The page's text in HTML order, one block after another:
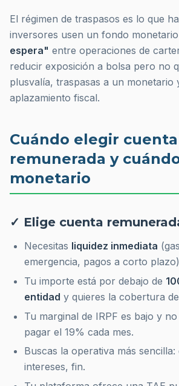
El régimen de traspasos es lo que
inversores usen un fondo
espera" entre operaciones de
reducir exposición a bolsa pero no
plusvalía, traspasas a un monetario
aplazamiento fiscal.
Cuándo elegir cuenta
remunerada y
monetario
✓ Elige cuenta
Necesitas liquidez inmediata
emergencia, pagos a corto
Tu importe está por debajo de
entidad y quieres la cobertura
Tu marginal de IRPF es bajo y
pagar el 19% cada mes.
Buscas la operativa más
intereses, fin.